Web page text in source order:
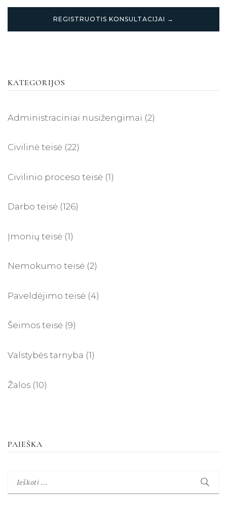
REGISTRUOTIS KONSULTACIJAI →
KATEGORIJOS
Administraciniai nusižengimai (2)
Civilinė teisė (22)
Civilinio proceso teisė (1)
Darbo teisė (126)
Įmonių teisė (1)
Nemokumo teisė (2)
Paveldėjimo teisė (4)
Šeimos teisė (9)
Valstybės tarnyba (1)
Žalos (10)
PAIEŠKA
Ieškoti: